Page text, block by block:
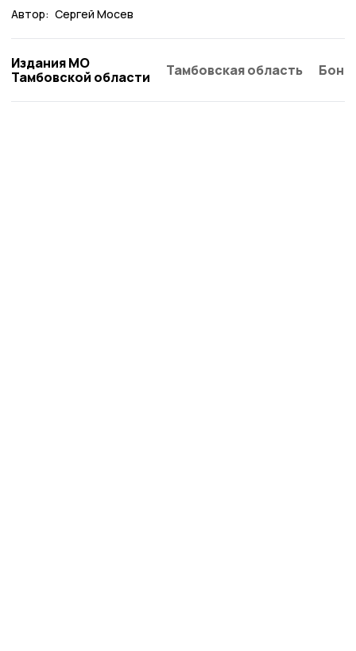
Автор: Сергей Мосев
Издания МО
Тамбовской области
Тамбовская область